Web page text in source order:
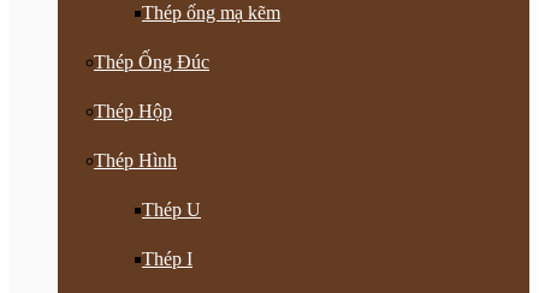
Thép ống mạ kẽm
Thép Ống Đúc
Thép Hộp
Thép Hình
Thép U
Thép I